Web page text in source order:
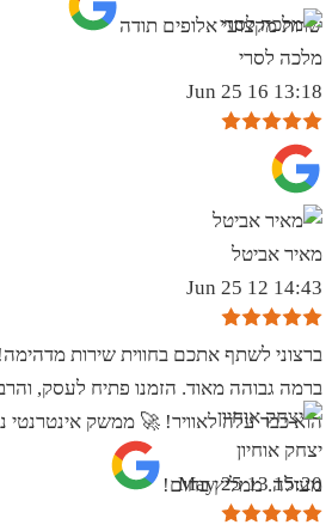
שרות מקצועי אלופים תודה
מלכה לסרי
13:18 16 Jun 25
מאיר אביטל
14:43 12 Jun 25
ברצוני לשתף אתכם בחווית שירות
ברמה גבוהה מאוד. הזמנו פתיח לעסק,
הוא כבר עלה לאוויר! 🚀 ממשק אינטרנטי
מעולה. ממליץ בחום!
יצחק אוחיון
15:20 13 May 25